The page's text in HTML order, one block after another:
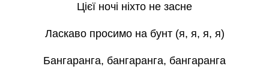
Цієї ночі ніхто не засне
Ласкаво просимо на бунт (я, я, я, я)
Бангаранга, бангаранга, бангаранга